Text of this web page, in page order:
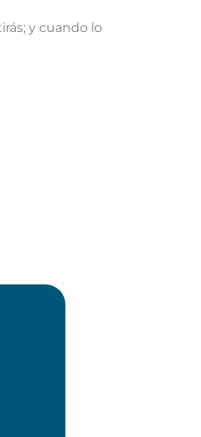
y cuando lo